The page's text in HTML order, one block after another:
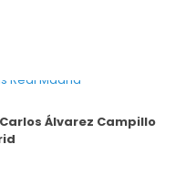
Álvarez Campillo